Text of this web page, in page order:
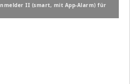
II (smart, mit App-Alarm) für